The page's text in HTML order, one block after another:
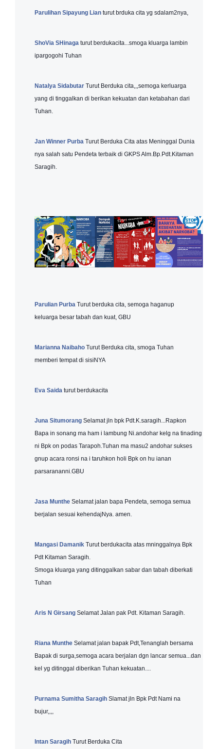
Parulihan Sipayung Lian turut brduka cita yg sdalam2nya,
ShoVia SHinaga turut berdukacita...smoga kluarga lambin
ipargogohi Tuhan
Natalya Sidabutar Turut Berduka cita,,,semoga kerluarga
yang di tinggalkan di berikan kekuatan dan ketabahan dari
Tuhan.
Jan Winner Purba Turut Berduka Cita atas Meninggal Dunia
nya salah satu Pendeta terbaik di GKPS Alm.Bp.Pdt.Kitaman
Saragih.
Parulian Purba Turut berduka cita, semoga haganup
keluarga besar tabah dan kuat, GBU
Marianna Naibaho Turut Berduka cita, smoga Tuhan
memberi tempat di sisiNYA
Eva Saida turut berdukacita
Juna Situmorang Selamat jln bpk Pdt.K.saragih...Rapkon
Bapa in sonang ma ham i lambung Ni.andohar kelg na tinading
ni Bpk on podas Tarapoh.Tuhan ma masu2 andohar sukses
gnup acara ronsi na i taruhkon holi Bpk on hu ianan
parsarananni.GBU
Jasa Munthe Selamat jalan bapa Pendeta, semoga semua
berjalan sesuai kehendajNya. amen.
Mangasi Damanik Turut berdukacita atas mninggalnya Bpk
Pdt Kitaman Saragih.
Smoga kluarga yang ditinggalkan sabar dan tabah diberkati
Tuhan
Aris N Girsang Selamat Jalan pak Pdt. Kitaman Saragih.
Riana Munthe Selamat jalan bapak Pdt,Tenanglah bersama
Bapak di surga,semoga acara berjalan dgn lancar semua...dan
kel yg ditinggal diberikan Tuhan kekuatan....
Purnama Sumitha Saragih Slamat jln Bpk Pdt Nami na
bujur,,,,
Intan Saragih Turut Berduka Cita